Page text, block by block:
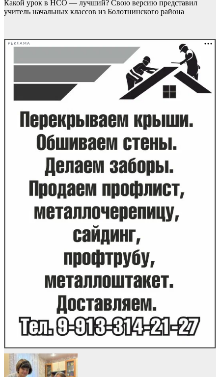
Какой урок в НСО — лучший? Свою версию представил
учитель начальных классов из Болотнинского района
РЕКЛАМА